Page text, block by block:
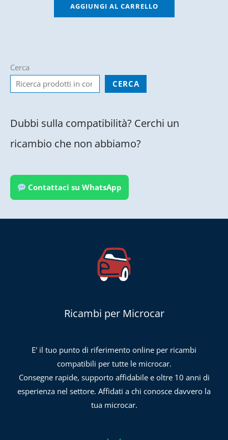
AGGIUNGI AL CARRELLO
Cerca
CERCA
Dubbi sulla compatibilità? Cerchi un
ricambio che non abbiamo?
Contattaci su WhatsApp
Ricambi per Microcar
E' il tuo punto di riferimento online per ricambi
compatibili per tutte le microcar.
Consegne rapide, supporto affidabile e oltre 10 anni di
esperienza nel settore. Affidati a chi conosce davvero la
tua microcar.